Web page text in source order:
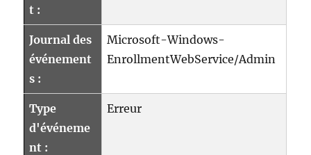
t :
Journal des
événement
s :
Microsoft-Windows-
EnrollmentWebService/Admin
Type
d'événeme
nt :
Erreur